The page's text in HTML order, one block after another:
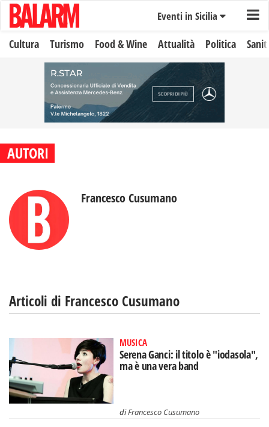
Eventi in Sicilia
Cultura Turismo Food & Wine Attualità Politica
AUTORI
Francesco Cusumano
Articoli di Francesco Cusumano
MUSICA
Serena Ganci: il titolo è "iodasola",
ma è una vera band
diFrancesco Cusumano